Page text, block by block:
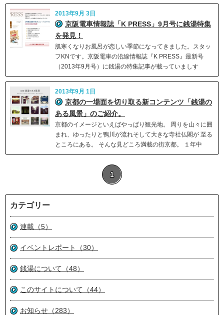
2013年9月 3日
京阪電車情報誌「K PRESS」9月号に銭湯特集
を発見！
肌寒くなりお風呂が恋しい季節になってきました。スタッ
フKNです。京阪電車の沿線情報誌『K PRESS』最新号
（2013年9月号）に銭湯の特集記事が載っていましす
2013年9月 1日
京都の一場面を切り取る新コンテンツ「銭湯の
ある風景」のご紹介。
京都のイメージといえばやっぱり観光地。 周りを山々に囲
まれ、ゆったりと鴨川が流れそして大きな寺社仏閣が 至る
ところにある。 そんな見どころ満載の街京都。 １年中
1
カテゴリー
連載（5）
イベントレポート（30）
銭湯について（48）
このサイトについて（44）
お知らせ（283）